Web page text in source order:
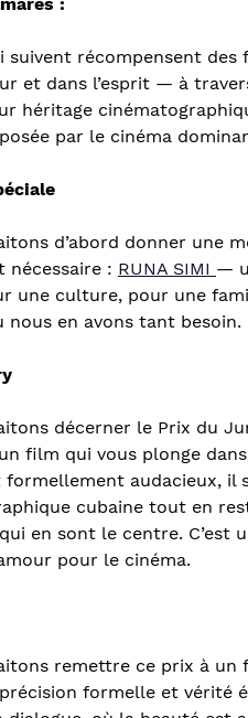
suivent récompensent
et dans l’esprit — à
héritage
par le cinéma
d’abord donner une
nécessaire : RUNA SIMI —
une culture, pour une
nous en avons tant besoin.
décerner le Prix du
film qui vous plonge
audacieux, il
cubaine tout en
en sont le centre.
pour le cinéma.
remettre ce prix à
formelle et vérité